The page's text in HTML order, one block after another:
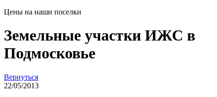
Цены на наши поселки
Земельные участки ИЖС в
Подмосковье
Вернуться
22/05/2013